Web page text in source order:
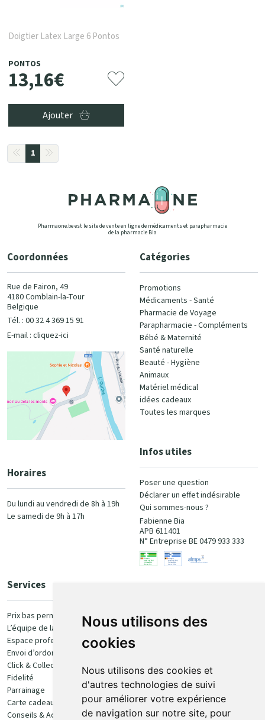
Nous utilisons des
cookies
Nous utilisons des cookies et
d'autres technologies de suivi
pour améliorer votre expérience
de navigation sur notre site, pour
Doigtier Latex Large 6 Pontos
PONTOS
13,16€
Ajouter
1
Pharmaone.be est le site de vente en ligne de médicaments et parapharmacie
de la pharmacie Bia
Coordonnées
Rue de Fairon, 49
4180 Comblain-la-Tour
Belgique
Tél. : 00 32 4 369 15 91
E-mail : cliquez-ici
Horaires
Du lundi au vendredi de 8h à 19h
Le samedi de 9h à 17h
Catégories
Promotions
Médicaments - Santé
Pharmacie de Voyage
Parapharmacie - Compléments
Bébé & Maternité
Santé naturelle
Beauté - Hygiène
Animaux
Matériel médical
idées cadeaux
Toutes les marques
Infos utiles
Poser une question
Déclarer un effet indésirable
Qui sommes-nous ?
Fabienne Bia
APB 611401
N° Entreprise BE 0479 933 333
Services
Prix bas permanent
L’équipe de la pharmacie
Espace professionnel
Envoi d’ordonnance
Click & Collect
Fidelité
Parrainage
Carte cadeau
Conseils & Actualités
100% sécurisé
Retrait et livraison